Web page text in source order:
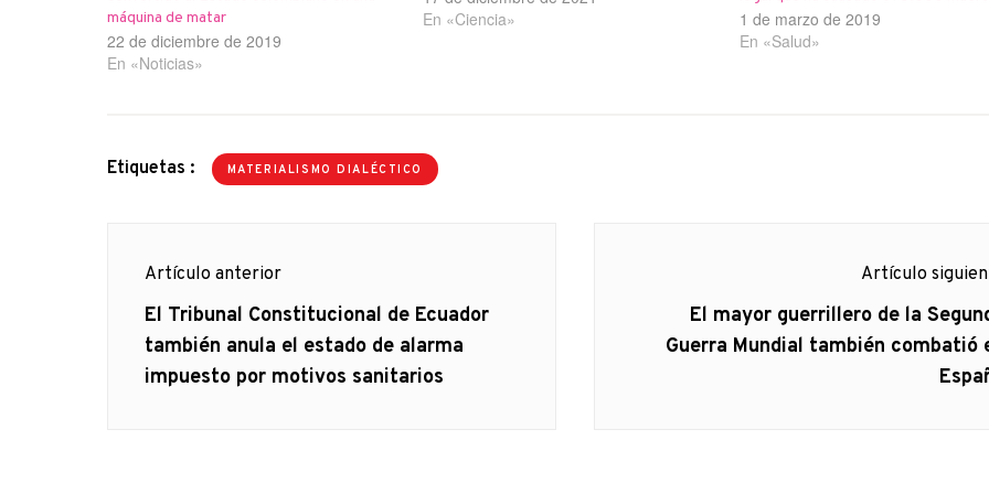
máquina de matar
22 de diciembre de 2019
En «Noticias»
En «Ciencia»
1 de marzo de 2019
En «Salud»
Etiquetas : MATERIALISMO DIALÉCTICO
Navegación
de
entradas
Artículo anterior
Artículo
anterior
El Tribunal Constitucional de Ecuador
también anula el estado de alarma
impuesto por motivos sanitarios
Artículo
Artículo
siguiente:
El mayor guerrillero de la
Guerra Mundial también combatió